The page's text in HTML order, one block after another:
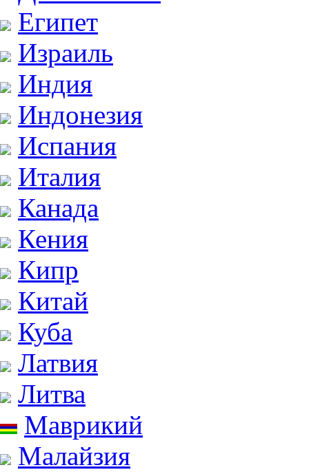
Египет
Израиль
Индия
Индонезия
Испания
Италия
Канада
Кения
Кипр
Китай
Куба
Латвия
Литва
Маврикий
Малайзия